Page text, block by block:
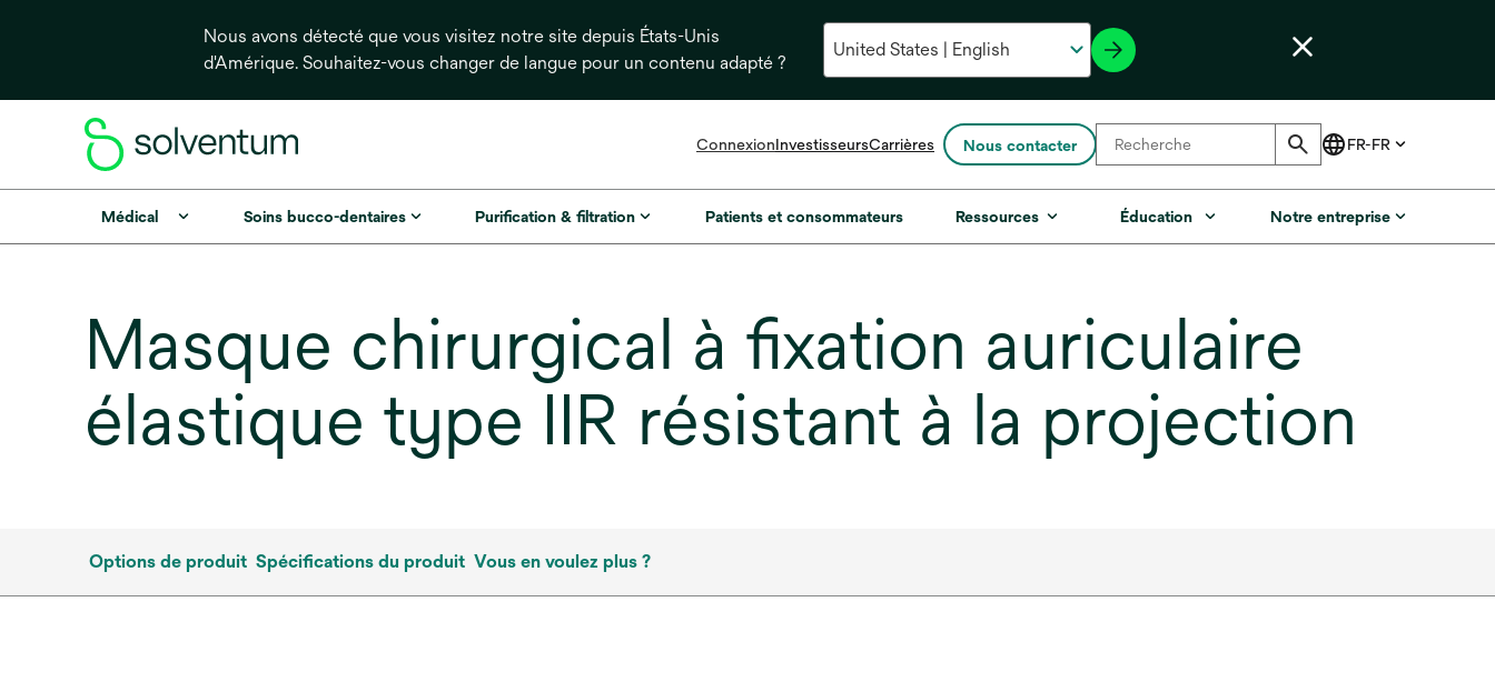
Nous avons détecté que vous visitez notre site depuis États-Unis
d'Amérique. Souhaitez-vous changer de langue pour un contenu adapté ?
ConnexionInvestisseurss’ouvre
un
nouvel
Carrières Nous contacter
Médical Soins bucco-dentaires Purification & filtration Patients et consommateurs Ressources Éducation Notre entreprise
Masque chirurgical à fixation auriculaire
élastique type IIR résistant à la projection
Options de produit Spécifications du produit Vous en voulez plus ?